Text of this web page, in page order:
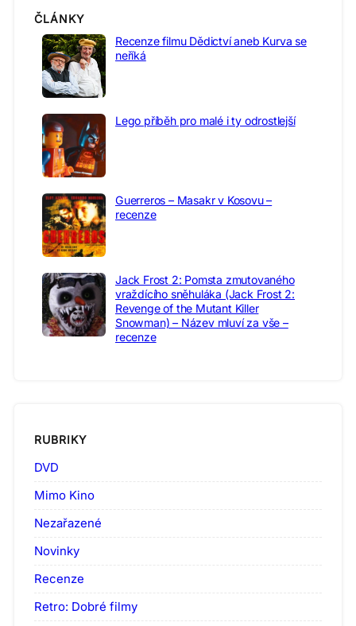
ČLÁNKY
Recenze filmu Dědictví aneb Kurva se
neříká
Lego příběh pro malé i ty odrostlejší
Guerreros – Masakr v Kosovu –
recenze
Jack Frost 2: Pomsta zmutovaného
vraždícího sněhuláka (Jack Frost 2:
Revenge of the Mutant Killer
Snowman) – Název mluví za vše –
recenze
RUBRIKY
DVD
Mimo Kino
Nezařazené
Novinky
Recenze
Retro: Dobré filmy